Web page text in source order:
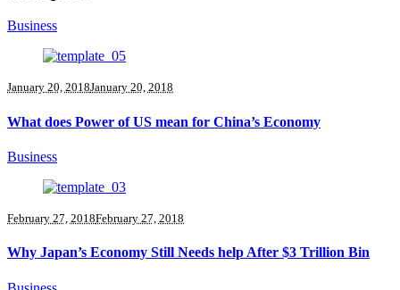
Business
January 20, 2018January 20, 2018
What does Power of US mean for China’s Economy
Business
February 27, 2018February 27, 2018
Why Japan’s Economy Still Needs help After $3 Trillion Bin